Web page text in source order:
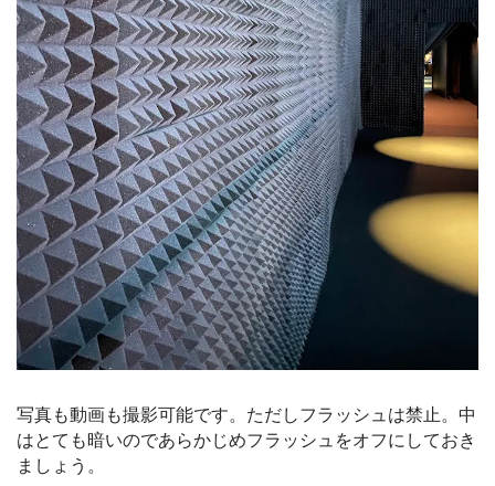
写真も動画も撮影可能です。ただしフラッシュは禁止。中
はとても暗いのであらかじめフラッシュをオフにしておき
ましょう。